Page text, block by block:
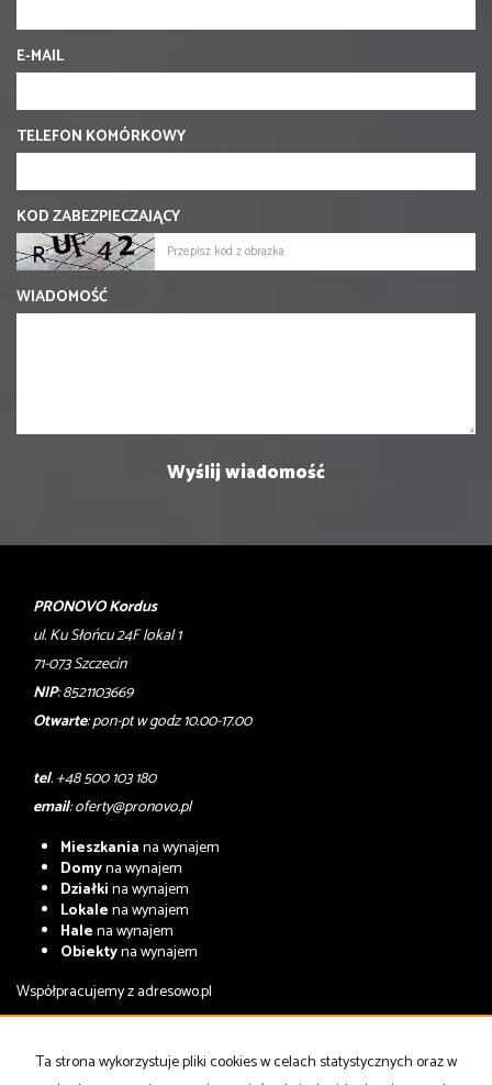
E-MAIL
TELEFON KOMÓRKOWY
KOD ZABEZPIECZAJĄCY
WIADOMOŚĆ
PRONOVO Kordus
ul. Ku Słońcu 24F lokal 1
71-073 Szczecin
NIP: 8521103669
Otwarte: pon-pt w godz 10.00-17.00
tel. +48 500 103 180
email:oferty@pronovo.pl
Mieszkaniana wynajem
Domyna wynajem
Działkina wynajem
Lokalena wynajem
Halena wynajem
Obiektyna wynajem
Współpracujemy zadresowo.pl
Domyna sprzedaż
Działkina sprzedaż
Ta strona wykorzystuje pliki cookies w celach statystycznych oraz w